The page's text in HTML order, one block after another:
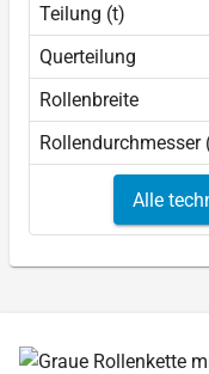
Teilung (t)
Querteilung
Rollenbreite
Rollendurchmesser
Alle